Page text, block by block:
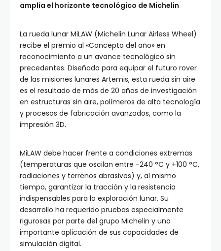
amplía el horizonte tecnológico de Michelin
La rueda lunar MiLAW (Michelin Lunar Airless Wheel)
recibe el premio al «Concepto del año» en
reconocimiento a un avance tecnológico sin
precedentes. Diseñada para equipar el futuro rover
de las misiones lunares Artemis, esta rueda sin aire
es el resultado de más de 20 años de investigación
en estructuras sin aire, polímeros de alta tecnología
y procesos de fabricación avanzados, como la
impresión 3D.
MiLAW debe hacer frente a condiciones extremas
(temperaturas que oscilan entre -240 °C y +100 °C,
radiaciones y terrenos abrasivos) y, al mismo
tiempo, garantizar la tracción y la resistencia
indispensables para la exploración lunar. Su
desarrollo ha requerido pruebas especialmente
rigurosas por parte del grupo Michelin y una
importante aplicación de sus capacidades de
simulación digital.